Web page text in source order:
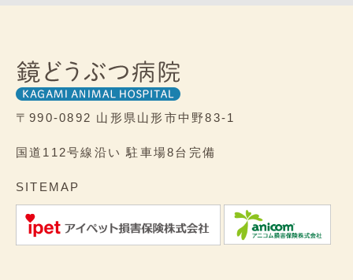
〒990-0892 山形県山形市中野83-1
国道112号線沿い 駐車場8台完備
SITEMAP